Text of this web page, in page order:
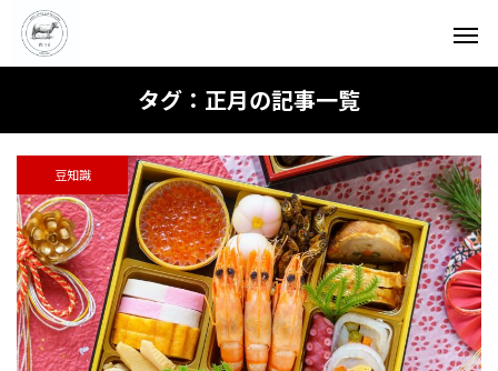
タグ：正月の記事一覧
豆知識